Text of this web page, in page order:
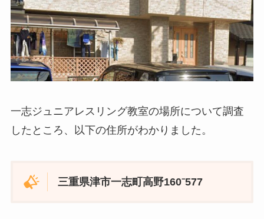
一志ジュニアレスリング教室の場所について調査
したところ、以下の住所がわかりました。
三重県津市一志町高野160⁻577